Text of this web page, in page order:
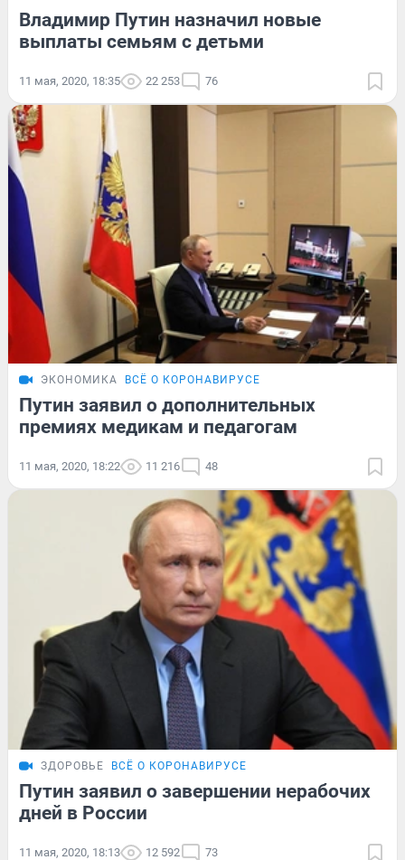
Владимир Путин назначил новые
выплаты семьям с детьми
11 мая, 2020, 18:35 22 253 76
ЭКОНОМИКА ВСЁ О КОРОНАВИРУСЕ
Путин заявил о дополнительных
премиях медикам и педагогам
11 мая, 2020, 18:22 11 216 48
ЗДОРОВЬЕ ВСЁ О КОРОНАВИРУСЕ
Путин заявил о завершении нерабочих
дней в России
11 мая, 2020, 18:13 12 592 73